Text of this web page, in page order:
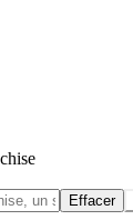
Effacer